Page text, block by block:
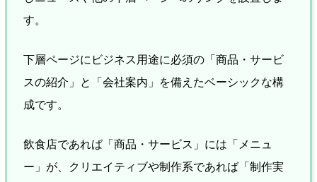
す。
下層ページにビジネス用途に必須の「商品・サービ
スの紹介」と「会社案内」を備えたベーシックな構
成です。
飲食店であれば「商品・サービス」には「メニュ
ー」が、クリエイティブや制作系であれば「制作実